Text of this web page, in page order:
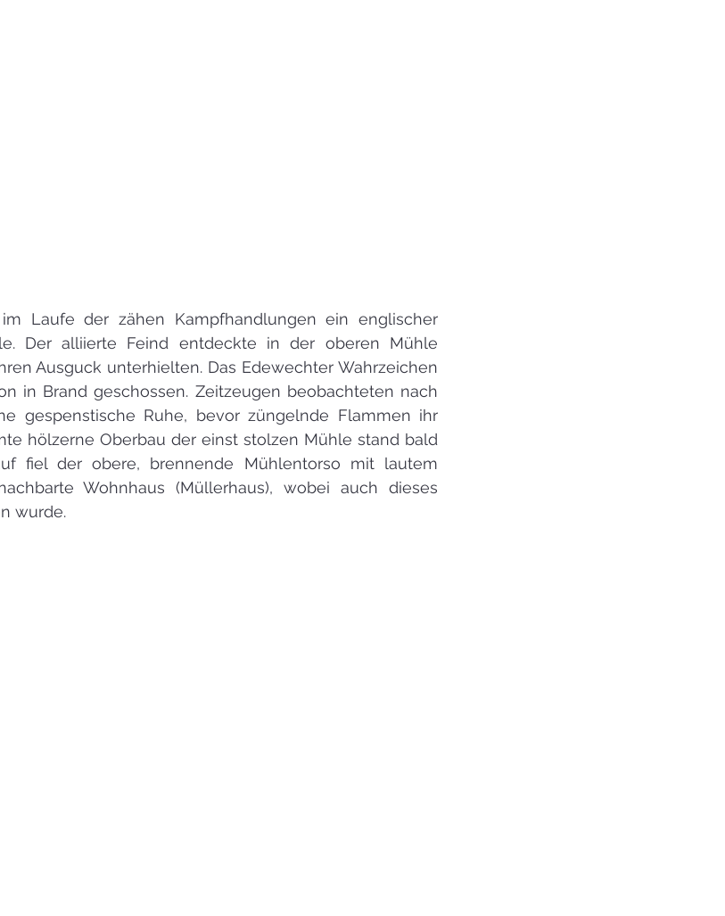
Laufe der zähen Kampfhandlungen ein englischer
Der alliierte Feind entdeckte in der oberen Mühle
Ausguck unterhielten. Das Edewechter Wahrzeichen
in Brand geschossen. Zeitzeugen beobachteten nach
gespenstische Ruhe, bevor züngelnde Flammen ihr
hölzerne Oberbau der einst stolzen Mühle stand bald
fiel der obere, brennende Mühlentorso mit lautem
Wohnhaus (Müllerhaus), wobei auch dieses
wurde.